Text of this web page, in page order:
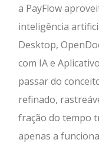
a PayFlow
inteligência
Desktop,
com IA e
passar do
refinado,
fração do tempo
apenas a